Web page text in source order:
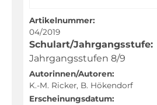
Geschichte
Kunst
Latein
Mathematik
Musik
Artikelnummer:
04/2019
Schulart/Jahrgangsstufe:
Jahrgangsstufen 8/9
Autorinnen/Autoren:
K.-M. Ricker, B. Hökendorf
Erscheinungsdatum: